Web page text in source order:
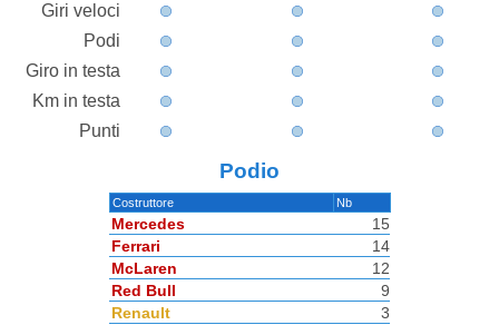
Giri veloci
Podi
Giro in testa
Km in testa
Punti
Podio
Costruttore Nb
Mercedes
15
Ferrari
14
McLaren
12
Red Bull
9
Renault
3